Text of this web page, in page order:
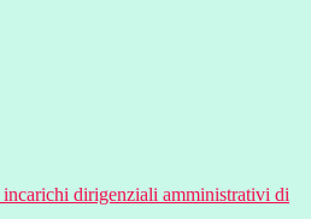
dirigenziali amministrativi di